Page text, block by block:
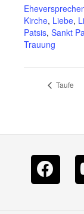
Kirche, Liebe,
Patsis, Sankt
Trauung
Taufe